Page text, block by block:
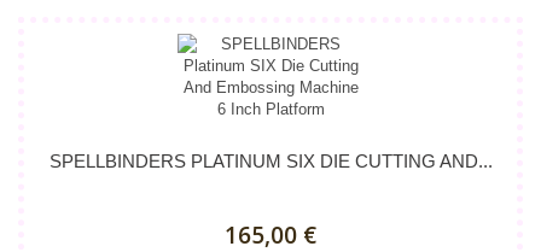
SPELLBINDERS PLATINUM SIX DIE CUTTING AND...
165,00 €